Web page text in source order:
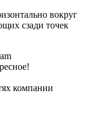
вокруг
сзади точек
компании